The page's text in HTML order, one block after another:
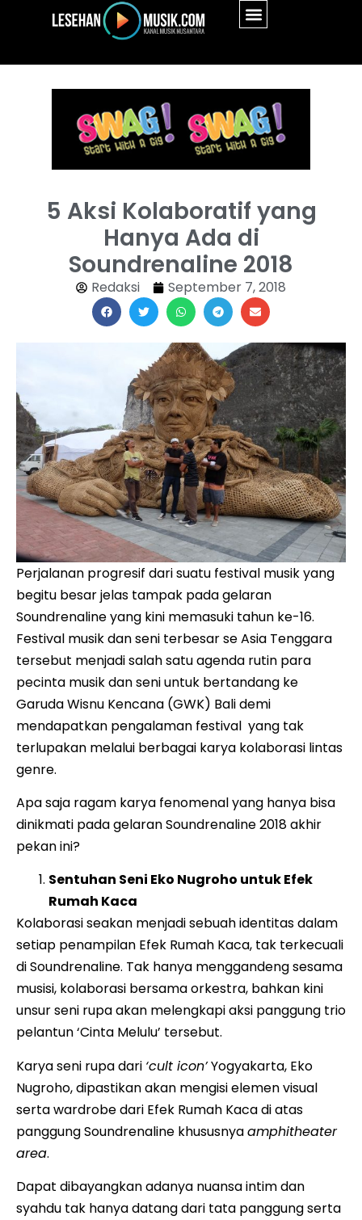
5 Aksi Kolaboratif yang
Hanya Ada di
Soundrenaline 2018
Redaksi September 7, 2018
Perjalanan progresif dari suatu festival musik yang
begitu besar jelas tampak pada gelaran
Soundrenaline yang kini memasuki tahun ke-16.
Festival musik dan seni terbesar se Asia Tenggara
tersebut menjadi salah satu agenda rutin para
pecinta musik dan seni untuk bertandang ke
Garuda Wisnu Kencana (GWK) Bali demi
mendapatkan pengalaman festival yang tak
terlupakan melalui berbagai karya kolaborasi lintas
genre.
Apa saja ragam karya fenomenal yang hanya bisa
dinikmati pada gelaran Soundrenaline 2018 akhir
pekan ini?
Sentuhan Seni Eko Nugroho untuk Efek
Rumah Kaca
Kolaborasi seakan menjadi sebuah identitas dalam
setiap penampilan Efek Rumah Kaca, tak terkecuali
di Soundrenaline. Tak hanya menggandeng sesama
musisi, kolaborasi bersama orkestra, bahkan kini
unsur seni rupa akan melengkapi aksi panggung trio
pelantun ‘Cinta Melulu’ tersebut.
Karya seni rupa dari ‘cult icon’Yogyakarta, Eko
Nugroho, dipastikan akan mengisi elemen visual
serta wardrobe dari Efek Rumah Kaca di atas
panggung Soundrenaline khususnyaamphitheater
area.
Dapat dibayangkan adanya nuansa intim dan
syahdu tak hanya datang dari tata panggung serta